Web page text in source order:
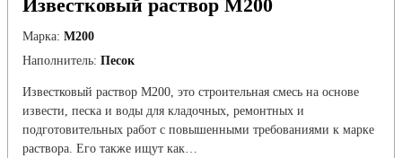
Известковый раствор М200
Марка: М200
Наполнитель: Песок
Известковый раствор М200, это строительная смесь на основе
извести, песка и воды для кладочных, ремонтных и
подготовительных работ с повышенными требованиями к марке
раствора. Его также ищут как…